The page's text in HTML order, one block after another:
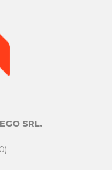
SRL.